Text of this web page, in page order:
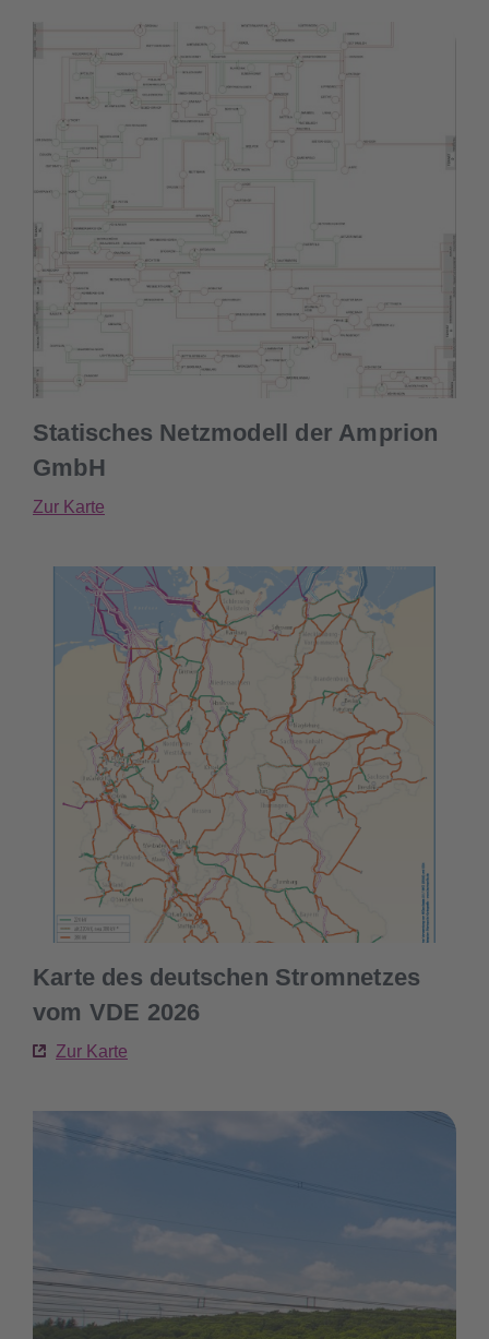
Statisches Netzmodell der Amprion
GmbH
Zur Karte
Karte des deutschen Stromnetzes
vom VDE 2026
Zur Karte